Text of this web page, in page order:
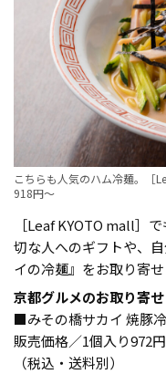
こちらも人気のハム冷麺。［
918円〜
［Leaf KYOTO mall］
切な人へのギフトや、
イの冷麺』をお取り寄せ
京都グルメのお取り寄
■みその橋サカイ 焼豚
販売価格／1個入り972
（税込・送料別）